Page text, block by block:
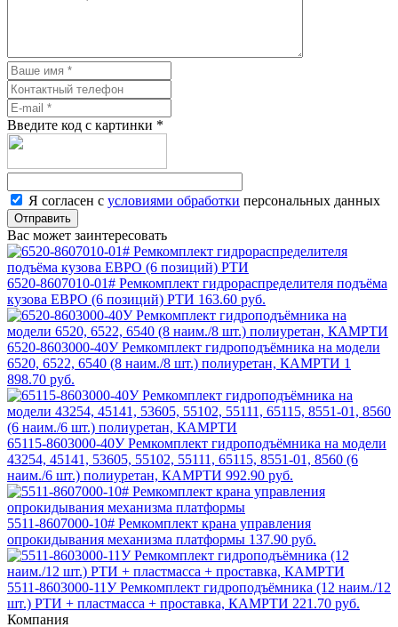
Введите код с картинки *
Я согласен с условиями обработки персональных данных
Отправить
Вас может заинтересовать
6520-8607010-01# Ремкомплект гидрораспределителя подъёма
кузова ЕВРО (6 позиций) РТИ 163.60 руб.
6520-8603000-40У Ремкомплект гидроподъёмника на модели
6520, 6522, 6540 (8 наим./8 шт.) полиуретан, КАМРТИ 1
898.70 руб.
65115-8603000-40У Ремкомплект гидроподъёмника на модели
43254, 45141, 53605, 55102, 55111, 65115, 8551-01, 8560 (6
наим./6 шт.) полиуретан, КАМРТИ 992.90 руб.
5511-8607000-10# Ремкомплект крана управления
опрокидывания механизма платформы 137.90 руб.
5511-8603000-11У Ремкомплект гидроподъёмника (12 наим./12
шт.) РТИ + пластмасса + проставка, КАМРТИ 221.70 руб.
Компания